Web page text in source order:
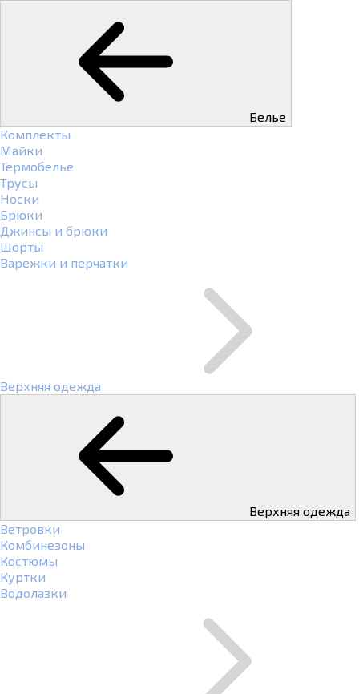
Белье
Комплекты
Майки
Термобелье
Трусы
Носки
Брюки
Джинсы и брюки
Шорты
Варежки и перчатки
Верхняя одежда
Верхняя одежда
Ветровки
Комбинезоны
Костюмы
Куртки
Водолазки